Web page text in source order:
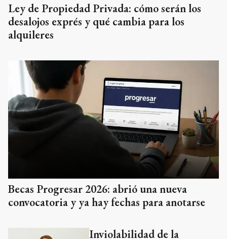
Ley de Propiedad Privada: cómo serán los
desalojos exprés y qué cambia para los
alquileres
Becas Progresar 2026: abrió una nueva
convocatoria y ya hay fechas para anotarse
Inviolabilidad de la